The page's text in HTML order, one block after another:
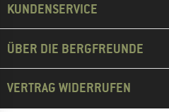
KUNDENSERVICE
ÜBER DIE BERGFREUNDE
VERTRAG WIDERRUFEN